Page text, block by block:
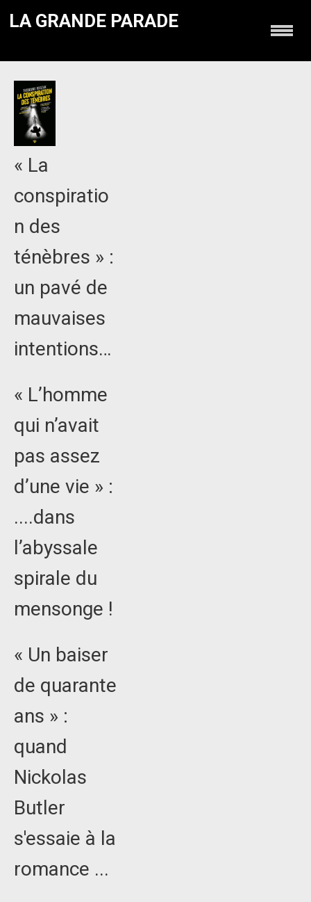
LA GRANDE PARADE
« La
conspiratio
n des
ténèbres » :
un pavé de
mauvaises
intentions…
« L’homme
qui n’avait
pas assez
d’une vie » :
....dans
l’abyssale
spirale du
mensonge !
« Un baiser
de quarante
ans » :
quand
Nickolas
Butler
s'essaie à la
romance ...